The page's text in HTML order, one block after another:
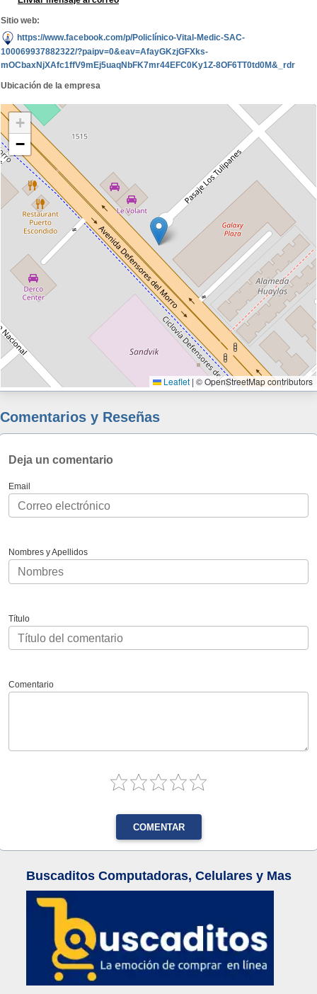
Sitio web:
https://www.facebook.com/p/Policlínico-Vital-Medic-SAC-
100069937882322/?paipv=0&eav=AfayGKzjGFXks-
mOCbaxNjXAfc1ffV9mEj5uaqNbFK7mr44EFC0Ky1Z-8OF6TT0td0M&_rdr
Ubicación de la empresa
+
−
Leaflet | © OpenStreetMap contributors
Comentarios y Reseñas
Deja un comentario
Email
Nombres y Apellidos
Título
Comentario
COMENTAR
Buscaditos Computadoras, Celulares y Mas